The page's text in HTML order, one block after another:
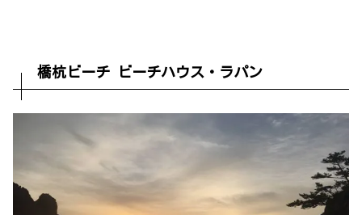
橋杭ビーチ ビーチハウス・ラパン